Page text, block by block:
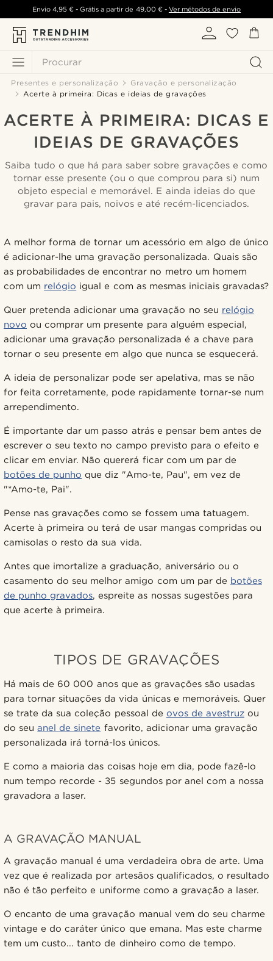
Procurar
Envio 4,95 €- Grátis a partir de 49,00 €- Ver métodos de envio
Presentes e personalização
Gravação e personalização
Acerte à primeira: Dicas e ideias de gravações
ACERTE À PRIMEIRA: DICAS E
IDEIAS DE GRAVAÇÕES
Saiba tudo o que há para saber sobre gravações e como
tornar esse presente (ou o que comprou para si) num
objeto especial e memorável. E ainda ideias do que
gravar para pais, noivos e até recém-licenciados.
A melhor forma de tornar um acessório em algo de único
é adicionar-lhe uma gravação personalizada. Quais são
as probabilidades de encontrar no metro um homem
com um relógio igual e com as mesmas iniciais gravadas?
Quer pretenda adicionar uma gravação no seu relógio
novo ou comprar um presente para alguém especial,
adicionar uma gravação personalizada é a chave para
tornar o seu presente em algo que nunca se esquecerá.
A ideia de personalizar pode ser apelativa, mas se não
for feita corretamente, pode rapidamente tornar-se num
arrependimento.
É importante dar um passo atrás e pensar bem antes de
escrever o seu texto no campo previsto para o efeito e
clicar em enviar. Não quererá ficar com um par de
botões de punho que diz "Amo-te, Pau", em vez de
"*Amo-te, Pai".
Pense nas gravações como se fossem uma tatuagem.
Acerte à primeira ou terá de usar mangas compridas ou
camisolas o resto da sua vida.
Antes que imortalize a graduação, aniversário ou o
casamento do seu melhor amigo com um par de botões
de punho gravados, espreite as nossas sugestões para
que acerte à primeira.
TIPOS DE GRAVAÇÕES
Há mais de 60 000 anos que as gravações são usadas
para tornar situações da vida únicas e memoráveis. Quer
se trate da sua coleção pessoal de ovos de avestruzou
do seuanel de sinete favorito, adicionar uma gravação
personalizada irá torná-los únicos.
E como a maioria das coisas hoje em dia, pode fazê-lo
num tempo recorde - 35 segundos por anel com a nossa
gravadora a laser.
A GRAVAÇÃO MANUAL
A gravação manual é uma verdadeira obra de arte. Uma
vez que é realizada por artesãos qualificados, o resultado
não é tão perfeito e uniforme como a gravação a laser.
O encanto de uma gravação manual vem do seu charme
vintage e do caráter único que emana. Mas este charme
tem um custo... tanto de dinheiro como de tempo.